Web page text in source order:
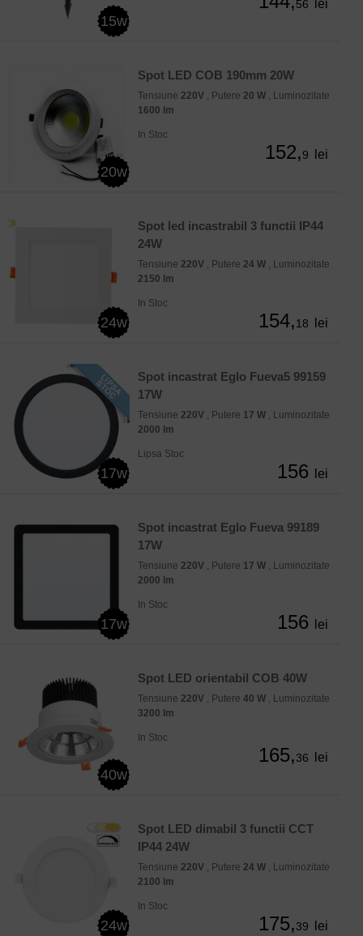
15w
56 lei
20w
Spot LED COB 190mm 20W
Tensiune 220V , Putere 20 W , Luminozitate
1600 lm
In Stoc
152,9 lei
24w
Spot led incastrabil 3 functii IP44
24W
Tensiune 220V , Putere 24 W , Luminozitate
2150 lm
In Stoc
154,18 lei
17w
Spot incastrat Eglo Fueva5 99159
17W
Tensiune 220V , Putere 17 W , Luminozitate
2000 lm
Lipsa Stoc
156 lei
17w
Spot incastrat Eglo Fueva 99189
17W
Tensiune 220V , Putere 17 W , Luminozitate
2000 lm
In Stoc
156 lei
40w
Spot LED orientabil COB 40W
Tensiune 220V , Putere 40 W , Luminozitate
3200 lm
In Stoc
165,36 lei
24w
Spot LED dimabil 3 functii CCT
IP44 24W
Tensiune 220V , Putere 24 W , Luminozitate
2100 lm
In Stoc
175,39 lei